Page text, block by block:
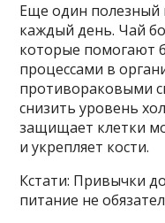
Еще один полезный
каждый день. Чай
которые помогают
процессами в
противораковыми
снизить уровень
защищает клетки
и укрепляет кости.
Кстати: Привычки
питание не